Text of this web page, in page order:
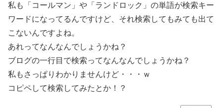
私も「コールマン」や「ランドロック」の単語が検索キー
ワードになってるんですけど、それ検索してもみても出て
こないんですよね。
あれってなんなんでしょうかね？
ブログの一行目で検索ってなんなんでしょうかね？
私もさっぱりわかりませんけど・・・ｗ
コピペして検索してみたとか！？